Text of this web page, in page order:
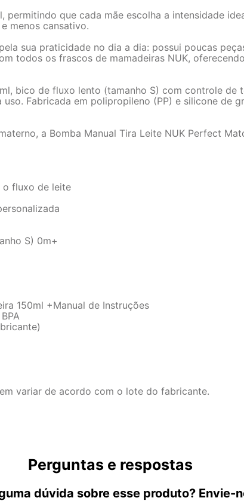
que cada mãe escolha a intensidade
menos cansativo.
sua praticidade no dia a dia: possui poucas
todos os frascos de mamadeiras NUK,
bico de fluxo lento (tamanho S) com controle
Fabricada em polipropileno (PP) e silicone de
a Bomba Manual Tira Leite NUK Perfect
o fluxo de leite
S) 0m+
150ml +Manual de Instruções
variar de acordo com o lote do fabricante.
Perguntas e respostas
dúvida sobre esse produto? Envie-